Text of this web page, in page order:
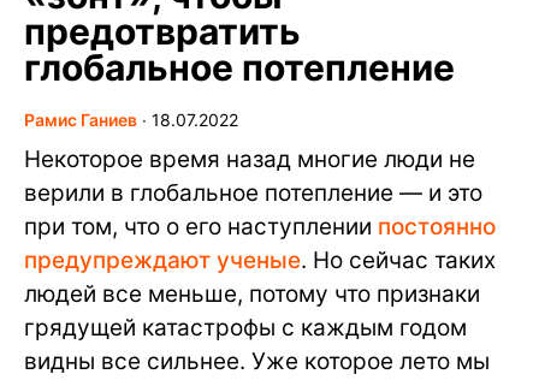
предотвратить
глобальное потепление
Рамис Ганиев ∙ 18.07.2022
Некоторое время назад многие люди не
верили в глобальное потепление — и это
при том, что о его наступлении постоянно
предупреждают ученые. Но сейчас таких
людей все меньше, потому что признаки
грядущей катастрофы с каждым годом
видны все сильнее. Уже которое лето мы